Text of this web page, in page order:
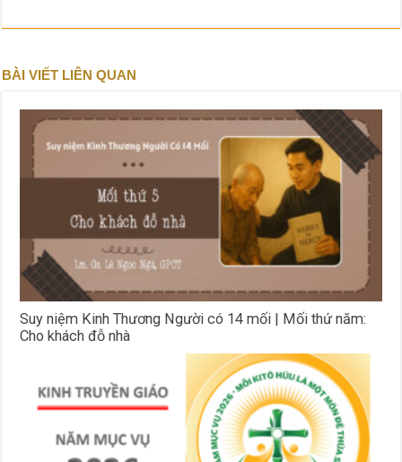
BÀI VIẾT LIÊN QUAN
Suy niệm Kinh Thương Người có 14 mối | Mối thứ năm:
Cho khách đỗ nhà